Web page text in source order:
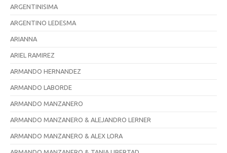
ARGENTINISIMA
ARGENTINO LEDESMA
ARIANNA
ARIEL RAMIREZ
ARMANDO HERNANDEZ
ARMANDO LABORDE
ARMANDO MANZANERO
ARMANDO MANZANERO & ALEJANDRO LERNER
ARMANDO MANZANERO & ALEX LORA